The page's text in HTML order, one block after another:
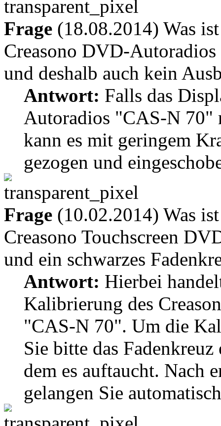
Frage (18.08.2014) Was
Creasono DVD-
und deshalb auch kein
Antwort: Falls das
Autoradios "CAS-N 70"
kann es mit geringem
gezogen und
Frage (10.02.2014) Was
Creasono Touchscreen
und ein schwarzes
Antwort: Hierbei
Kalibrierung des
"CAS-N 70". Um die
Sie bitte das
dem es auftaucht. Nach
gelangen Sie